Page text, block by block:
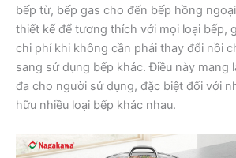
bếp từ, bếp gas cho đến bếp hồng
thiết kế để tương thích với mọi loại bếp,
chi phí khi không cần phải thay đổi nồi
sang sử dụng bếp khác. Điều này mang
đa cho người sử dụng, đặc biệt đối với
hữu nhiều loại bếp khác nhau.